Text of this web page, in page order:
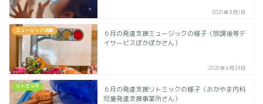
2021年8月1日
ミュージック活動
６月の発達支援ミュージックの様子（放課後等デ
イサービスぽかぽかさん）
2021年6月29日
リトミック
６月の発達支援リトミックの様子（おかやま内科
児童発達支援事業所さん）